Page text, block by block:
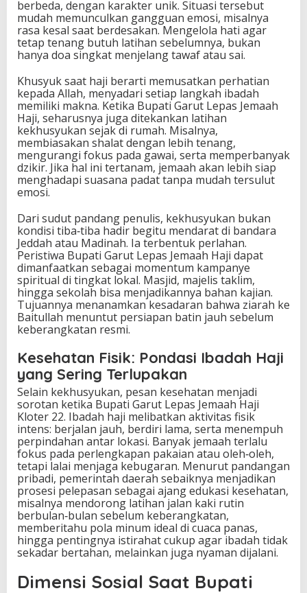
berbeda, dengan karakter unik. Situasi tersebut
mudah memunculkan gangguan emosi, misalnya
rasa kesal saat berdesakan. Mengelola hati agar
tetap tenang butuh latihan sebelumnya, bukan
hanya doa singkat menjelang tawaf atau sai.
Khusyuk saat haji berarti memusatkan perhatian
kepada Allah, menyadari setiap langkah ibadah
memiliki makna. Ketika Bupati Garut Lepas Jemaah
Haji, seharusnya juga ditekankan latihan
kekhusyukan sejak di rumah. Misalnya,
membiasakan shalat dengan lebih tenang,
mengurangi fokus pada gawai, serta memperbanyak
dzikir. Jika hal ini tertanam, jemaah akan lebih siap
menghadapi suasana padat tanpa mudah tersulut
emosi.
Dari sudut pandang penulis, kekhusyukan bukan
kondisi tiba‑tiba hadir begitu mendarat di bandara
Jeddah atau Madinah. Ia terbentuk perlahan.
Peristiwa Bupati Garut Lepas Jemaah Haji dapat
dimanfaatkan sebagai momentum kampanye
spiritual di tingkat lokal. Masjid, majelis taklim,
hingga sekolah bisa menjadikannya bahan kajian.
Tujuannya menanamkan kesadaran bahwa ziarah ke
Baitullah menuntut persiapan batin jauh sebelum
keberangkatan resmi.
Kesehatan Fisik: Pondasi Ibadah Haji
yang Sering Terlupakan
Selain kekhusyukan, pesan kesehatan menjadi
sorotan ketika Bupati Garut Lepas Jemaah Haji
Kloter 22. Ibadah haji melibatkan aktivitas fisik
intens: berjalan jauh, berdiri lama, serta menempuh
perpindahan antar lokasi. Banyak jemaah terlalu
fokus pada perlengkapan pakaian atau oleh‑oleh,
tetapi lalai menjaga kebugaran. Menurut pandangan
pribadi, pemerintah daerah sebaiknya menjadikan
prosesi pelepasan sebagai ajang edukasi kesehatan,
misalnya mendorong latihan jalan kaki rutin
berbulan‑bulan sebelum keberangkatan,
memberitahu pola minum ideal di cuaca panas,
hingga pentingnya istirahat cukup agar ibadah tidak
sekadar bertahan, melainkan juga nyaman dijalani.
Dimensi Sosial Saat Bupati